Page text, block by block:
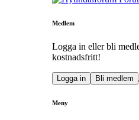
Medlem
Logga in eller bli
kostnadsfritt!
Logga in Bli medlem
Meny